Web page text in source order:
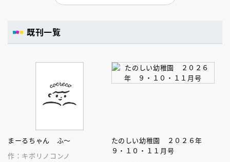
既刊一覧
まーるちゃん ふ～
作：キボリノコンノ
たのしい幼稚園 ２０２６年
９・１０・１１月号